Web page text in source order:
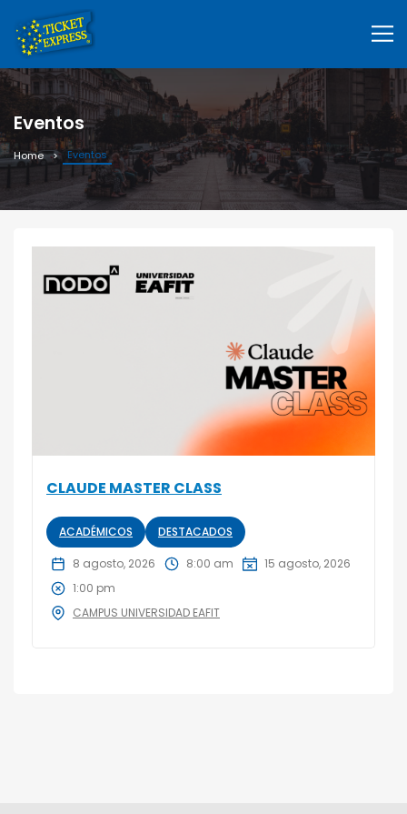
Eventos
Home Eventos
CLAUDE MASTER CLASS
ACADÉMICOS DESTACADOS
8 agosto, 2026 8:00 am
15 agosto, 2026
1:00 pm
CAMPUS UNIVERSIDAD EAFIT